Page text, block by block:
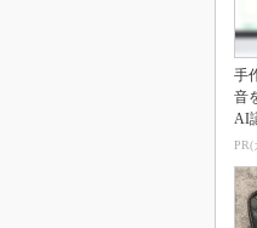
手
音
AI
PR(